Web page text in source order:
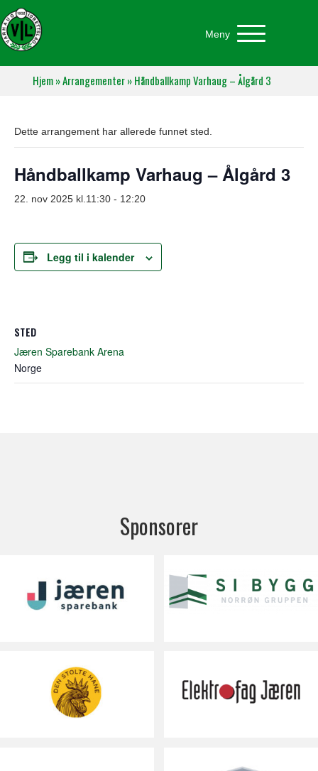
Meny
Hjem»Arrangementer»Håndballkamp Varhaug – Ålgård 3
Dette arrangement har allerede funnet sted.
Håndballkamp Varhaug – Ålgård 3
22. nov 2025 kl.11:30 - 12:20
Legg til i kalender
STED
Jæren Sparebank Arena
Norge
Sponsorer